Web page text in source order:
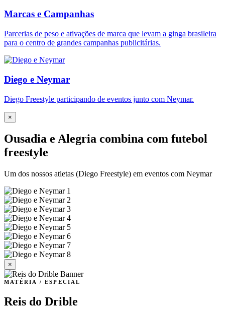
Marcas e Campanhas
Parcerias de peso e ativações de marca que levam a ginga brasileira
para o centro de grandes campanhas publicitárias.
Diego e Neymar
Diego Freestyle participando de eventos junto com Neymar.
×
Ousadia e Alegria combina com futebol
freestyle
Um dos nossos atletas (Diego Freestyle) em eventos com Neymar
×
MATÉRIA / ESPECIAL
Reis do Drible